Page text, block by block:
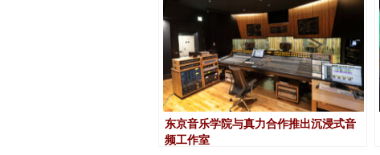
东京音乐学院与真力合作推出沉浸式音
频工作室